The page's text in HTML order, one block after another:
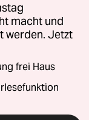
macht und
werden. Jetzt
frei Haus